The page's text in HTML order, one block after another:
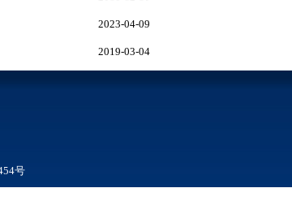
2023-04-09
2019-03-04
号